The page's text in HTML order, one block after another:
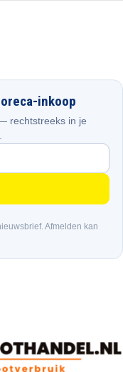
inkoop
rechtstreeks in je
Afmelden kan